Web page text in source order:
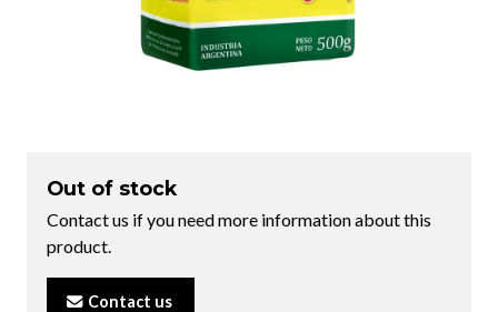
Out of stock
Contact us if you need more information about this
product.
Contact us